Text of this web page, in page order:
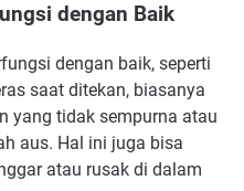
dengan Baik
dengan baik, seperti
saat ditekan, biasanya
yang tidak sempurna atau
aus. Hal ini juga bisa
atau rusak di dalam